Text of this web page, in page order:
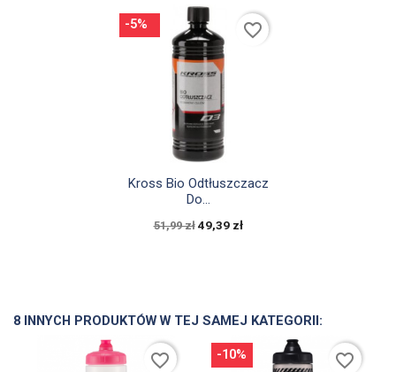
 Szybki podgląd
Kross Bio Odtłuszczacz
Do...
51,99 zł 49,39 zł
-5% favorite_border
8 INNYCH PRODUKTÓW W TEJ SAMEJ KATEGORII:
favorite_border -10% favorite_border